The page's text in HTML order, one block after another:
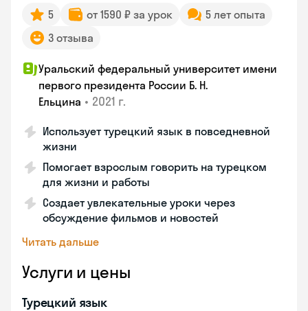
5 от 1590 ₽ за урок
5 лет опыта
3 отзыва
Уральский федеральный университет имени
первого президента России Б. Н.
Ельцина • 2021 г.
Использует турецкий язык в повседневной
жизни
Помогает взрослым говорить на турецком
для жизни и работы
Создает увлекательные уроки через
обсуждение фильмов и новостей
Читать дальше
Услуги и цены
Турецкий язык